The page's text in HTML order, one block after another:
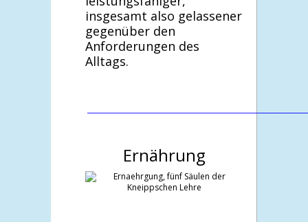
insgesamt also gelassener
gegenüber den
Anforderungen des
Alltags.
Ernährung